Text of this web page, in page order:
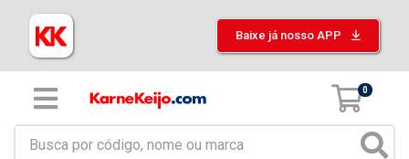
Baixe já nosso APP
0